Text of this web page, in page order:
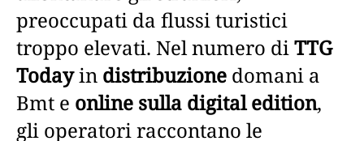
preoccupati da flussi turistici
troppo elevati. Nel numero diTTG
Todayin distribuzione domani a
Bmt e online sulla digital edition,
gli operatori raccontano le